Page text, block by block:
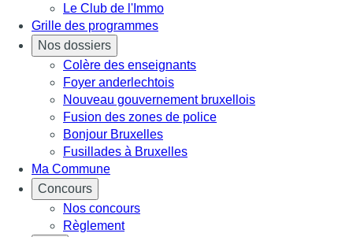
Le Club de l'Immo
Grille des programmes
Nos dossiers
Colère des enseignants
Foyer anderlechtois
Nouveau gouvernement bruxellois
Fusion des zones de police
Bonjour Bruxelles
Fusillades à Bruxelles
Ma Commune
Concours
Nos concours
Règlement